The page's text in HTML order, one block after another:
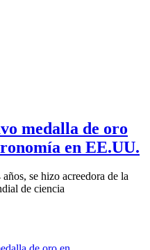
medalla de oro
en EE.UU.
se hizo acreedora de la
de ciencia